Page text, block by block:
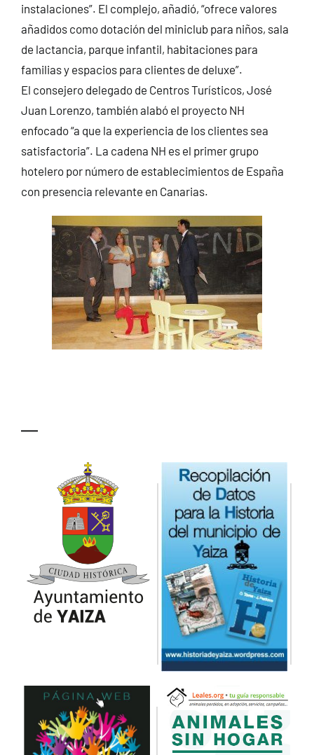
instalaciones”. El complejo, añadió, “ofrece valores
añadidos como dotación del miniclub para niños, sala
de lactancia, parque infantil, habitaciones para
familias y espacios para clientes de deluxe”.
El consejero delegado de Centros Turísticos, José
Juan Lorenzo, también alabó el proyecto NH
enfocado “a que la experiencia de los clientes sea
satisfactoria”. La cadena NH es el primer grupo
hotelero por número de establecimientos de España
con presencia relevante en Canarias.
—